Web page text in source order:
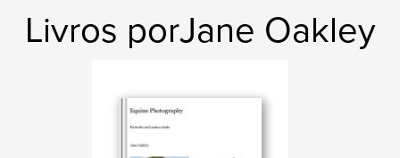
Livros porJane Oakley